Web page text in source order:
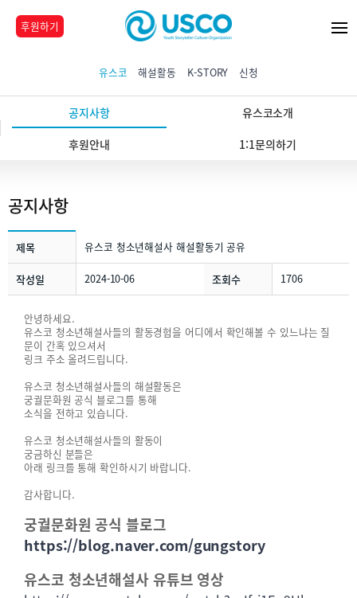
후원하기
유스코 해설활동 K-STORY 신청
공지사항
유스코소개
후원안내
1:1문의하기
공지사항
제목 유스코 청소년해설사 해설활동기 공유
작성일 2024-10-06 조회수 1706
안녕하세요.
유스코 청소년해설사들의 활동경험을 어디에서 확인해볼 수 있느냐는 질
문이 간혹 있으셔서
링크 주소 올려드립니다.
유스코 청소년해설사들의 해설활동은
궁궐문화원 공식 블로그를 통해
소식을 전하고 있습니다.
유스코 청소년해설사들의 활동이
궁금하신 분들은
아래 링크를 통해 확인하시기 바랍니다.
감사합니다.
궁궐문화원 공식 블로그
https://blog.naver.com/gungstory
유스코 청소년해설사 유튜브 영상